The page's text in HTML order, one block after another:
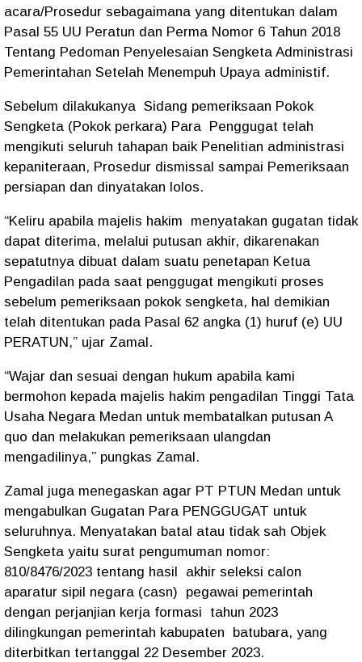
acara/Prosedur sebagaimana yang ditentukan dalam
Pasal 55 UU Peratun dan Perma Nomor 6 Tahun 2018
Tentang Pedoman Penyelesaian Sengketa Administrasi
Pemerintahan Setelah Menempuh Upaya administif.
Sebelum dilakukanya Sidang pemeriksaan Pokok
Sengketa (Pokok perkara) Para Penggugat telah
mengikuti seluruh tahapan baik Penelitian administrasi
kepaniteraan, Prosedur dismissal sampai Pemeriksaan
persiapan dan dinyatakan lolos.
“Keliru apabila majelis hakim menyatakan gugatan tidak
dapat diterima, melalui putusan akhir, dikarenakan
sepatutnya dibuat dalam suatu penetapan Ketua
Pengadilan pada saat penggugat mengikuti proses
sebelum pemeriksaan pokok sengketa, hal demikian
telah ditentukan pada Pasal 62 angka (1) huruf (e) UU
PERATUN,” ujar Zamal.
“Wajar dan sesuai dengan hukum apabila kami
bermohon kepada majelis hakim pengadilan Tinggi Tata
Usaha Negara Medan untuk membatalkan putusan A
quo dan melakukan pemeriksaan ulangdan
mengadilinya,” pungkas Zamal.
Zamal juga menegaskan agar PT PTUN Medan untuk
mengabulkan Gugatan Para PENGGUGAT untuk
seluruhnya. Menyatakan batal atau tidak sah Objek
Sengketa yaitu surat pengumuman nomor:
810/8476/2023 tentang hasil akhir seleksi calon
aparatur sipil negara (casn) pegawai pemerintah
dengan perjanjian kerja formasi tahun 2023
dilingkungan pemerintah kabupaten batubara, yang
diterbitkan tertanggal 22 Desember 2023.